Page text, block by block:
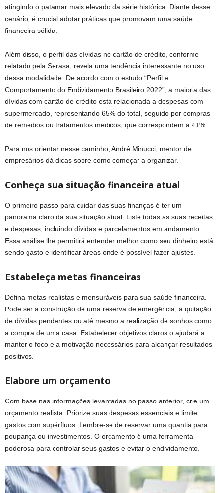
atingindo o patamar mais elevado da série histórica. Diante desse
cenário, é crucial adotar práticas que promovam uma saúde
financeira sólida.
Além disso, o perfil das dívidas no cartão de crédito, conforme
relatado pela Serasa, revela uma tendência interessante no uso
dessa modalidade. De acordo com o estudo “Perfil e
Comportamento do Endividamento Brasileiro 2022”, a maioria das
dívidas com cartão de crédito está relacionada a despesas com
supermercado, representando 65% do total, seguido por compras
de remédios ou tratamentos médicos, que correspondem a 41%.
Para nos orientar nesse caminho, André Minucci, mentor de
empresários dá dicas sobre como começar a organizar.
Conheça sua situação financeira atual
O primeiro passo para cuidar das suas finanças é ter um
panorama claro da sua situação atual. Liste todas as suas receitas
e despesas, incluindo dívidas e parcelamentos em andamento.
Essa análise lhe permitirá entender melhor como seu dinheiro está
sendo gasto e identificar áreas onde é possível fazer ajustes.
Estabeleça metas financeiras
Defina metas realistas e mensuráveis para sua saúde financeira.
Pode ser a construção de uma reserva de emergência, a quitação
de dívidas pendentes ou até mesmo a realização de sonhos como
a compra de uma casa. Estabelecer objetivos claros o ajudará a
manter o foco e a motivação necessários para alcançar resultados
positivos.
Elabore um orçamento
Com base nas informações levantadas no passo anterior, crie um
orçamento realista. Priorize suas despesas essenciais e limite
gastos com supérfluos. Lembre-se de reservar uma quantia para
poupança ou investimentos. O orçamento é uma ferramenta
poderosa para controlar seus gastos e evitar o endividamento.